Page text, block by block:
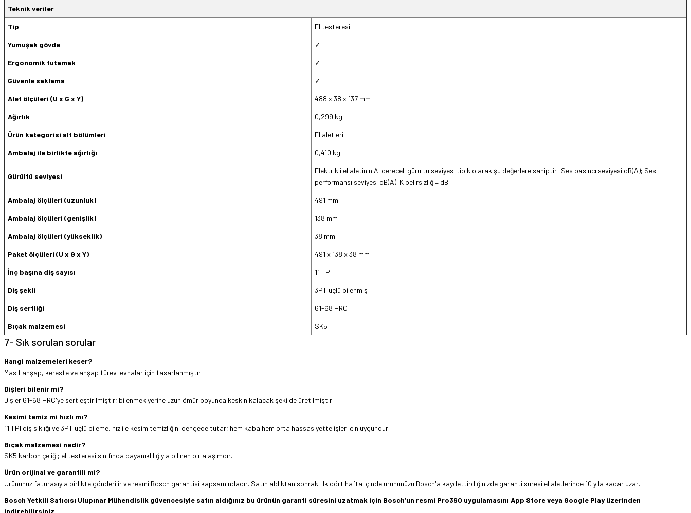
Teknik veriler
Tip El testeresi
Yumuşak gövde ✓
Ergonomik tutamak ✓
Güvenle saklama ✓
Alet ölçüleri (U x G x Y) 488 x 38 x 137 mm
Ağırlık 0,299 kg
Ürün kategorisi alt bölümleri El aletleri
Ambalaj ile birlikte ağırlığı 0,410 kg
Gürültü seviyesi
Elektrikli el aletinin A-dereceli gürültü seviyesi tipik olarak şu değerlere sahiptir: Ses basıncı seviyesi dB(A); Ses
performansı seviyesi dB(A). K belirsizliği= dB.
Ambalaj ölçüleri (uzunluk) 491 mm
Ambalaj ölçüleri (genişlik) 138 mm
Ambalaj ölçüleri (yükseklik) 38 mm
Paket ölçüleri (U x G x Y) 491 x 138 x 38 mm
İnç başına diş sayısı 11 TPI
Diş şekli 3PT üçlü bilenmiş
Diş sertliği 61-68 HRC
Bıçak malzemesi SK5
7- Sık sorulan sorular
Hangi malzemeleri keser?
Masif ahşap, kereste ve ahşap türev levhalar için tasarlanmıştır.
Dişleri bilenir mi?
Dişler 61-68 HRC'ye sertleştirilmiştir; bilenmek yerine uzun ömür boyunca keskin kalacak şekilde üretilmiştir.
Kesimi temiz mi hızlı mı?
11 TPI diş sıklığı ve 3PT üçlü bileme, hız ile kesim temizliğini dengede tutar; hem kaba hem orta hassasiyette işler için uygundur.
Bıçak malzemesi nedir?
SK5 karbon çeliği; el testeresi sınıfında dayanıklılığıyla bilinen bir alaşımdır.
Ürün orijinal ve garantili mi?
Ürününüz faturasıyla birlikte gönderilir ve resmi Bosch garantisi kapsamındadır. Satın aldıktan sonraki ilk dört hafta içinde ürününüzü Bosch'a kaydettirdiğinizde garanti süresi el aletlerinde 10 yıla kadar uzar.
Bosch Yetkili Satıcısı Ulupınar Mühendislik güvencesiyle satın aldığınız bu ürünün garanti süresini uzatmak için Bosch’un resmi Pro360 uygulamasını App Store veya Google Play üzerinden
indirebilirsiniz.